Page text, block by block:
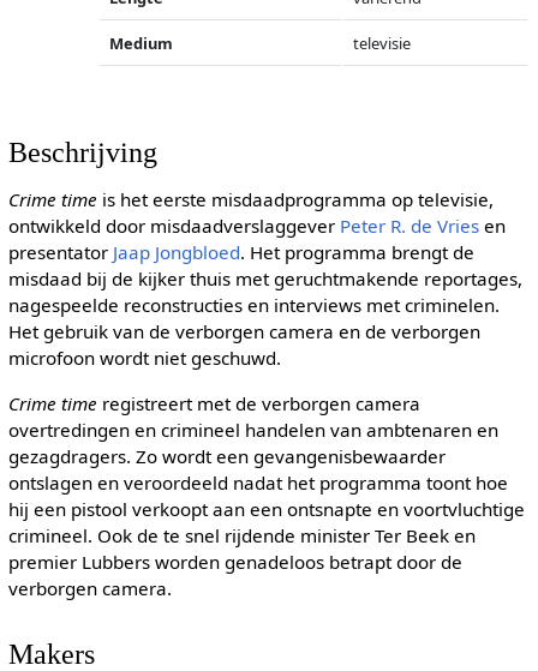
Medium televisie
Beschrijving
Crime time is het eerste misdaadprogramma op televisie,
ontwikkeld door misdaadverslaggever Peter R. de Vriesen
presentator Jaap Jongbloed. Het programma brengt de
misdaad bij de kijker thuis met geruchtmakende reportages,
nagespeelde reconstructies en interviews met criminelen.
Het gebruik van de verborgen camera en de verborgen
microfoon wordt niet geschuwd.
Crime time registreert met de verborgen camera
overtredingen en crimineel handelen van ambtenaren en
gezagdragers. Zo wordt een gevangenisbewaarder
ontslagen en veroordeeld nadat het programma toont hoe
hij een pistool verkoopt aan een ontsnapte en voortvluchtige
crimineel. Ook de te snel rijdende minister Ter Beek en
premier Lubbers worden genadeloos betrapt door de
verborgen camera.
Makers